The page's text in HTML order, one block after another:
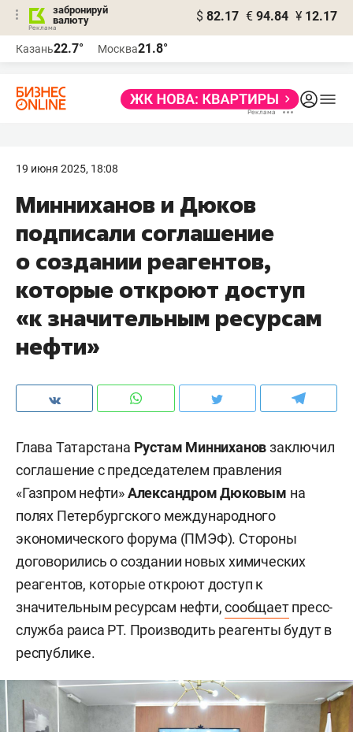
забронируй
валюту
$ 82.17 € 94.84 ¥ 12.17
Казань22.7° Москва21.8°
19 июня 2025, 18:08
Минниханов и Дюков
подписали соглашение
о создании реагентов,
которые откроют доступ
«к значительным ресурсам
нефти»
Глава Татарстана Рустам Миннихановзаключил
соглашение с председателем правления
«Газпром нефти»Александром Дюковым на
полях Петербургского международного
экономического форума (ПМЭФ). Стороны
договорились о создании новых химических
реагентов, которые откроют доступ к
значительным ресурсам нефти,сообщаетпресс-
служба раиса РТ. Производить реагенты будут в
республике.